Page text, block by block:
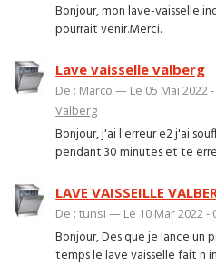
Bonjour, mon lave-vaisselle
pourrait venir.Merci.
Lave vaisselle valberg
De : Marco — Le 05 Mai 2022
Valberg
Bonjour, j'ai l'erreur e2 j'ai
pendant 30 minutes et te
LAVE VAISSEILLE
De : tunsi — Le 10 Mar 2022
Bonjour, Des que je lance un
temps le lave vaisselle fait n